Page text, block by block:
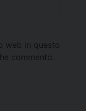
web in questo
commento.